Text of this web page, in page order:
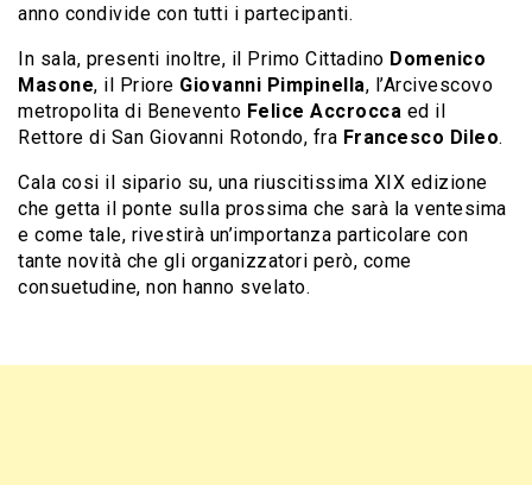
anno condivide con tutti i partecipanti.
In sala, presenti inoltre, il Primo Cittadino Domenico
Masone, il Priore Giovanni Pimpinella, l’Arcivescovo
metropolita di Benevento Felice Accrocca ed il
Rettore di San Giovanni Rotondo, fra Francesco Dileo.
Cala cosi il sipario su, una riuscitissima XIX edizione
che getta il ponte sulla prossima che sarà la ventesima
e come tale, rivestirà un’importanza particolare con
tante novità che gli organizzatori però, come
consuetudine, non hanno svelato.